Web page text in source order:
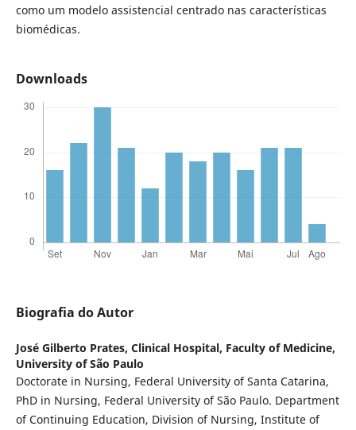
como um modelo assistencial centrado nas características
biomédicas.
Downloads
Biografia do Autor
José Gilberto Prates, Clinical Hospital, Faculty of Medicine,
University of São Paulo
Doctorate in Nursing, Federal University of Santa Catarina,
PhD in Nursing, Federal University of São Paulo. Department
of Continuing Education, Division of Nursing, Institute of